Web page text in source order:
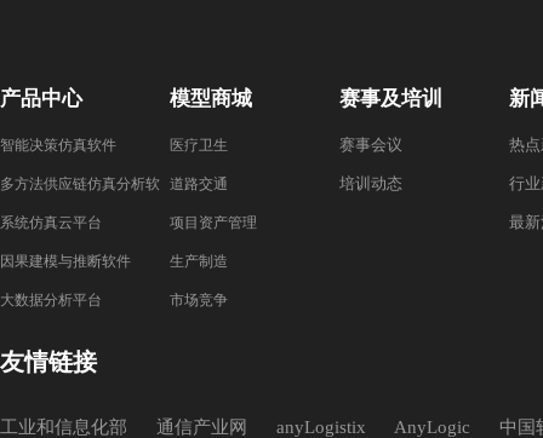
产品中心
智能决策仿真软件
多方法供应链仿真分析软
件
系统仿真云平台
因果建模与推断软件
大数据分析平台
模型商城
医疗卫生
道路交通
项目资产管理
生产制造
市场竞争
赛事及培训
赛事会议
培训动态
新
热
行
最
友情链接
工业和信息化部 通信产业网 anyLogistix AnyLogic 中国